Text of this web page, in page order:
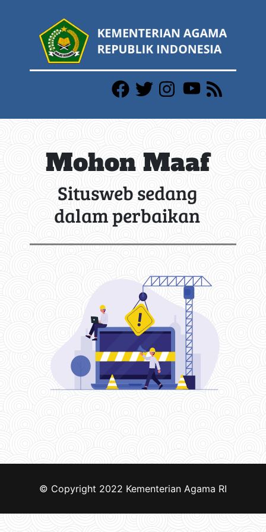
Mohon Maaf
Situsweb sedang
dalam perbaikan
© Copyright 2022 Kementerian Agama RI